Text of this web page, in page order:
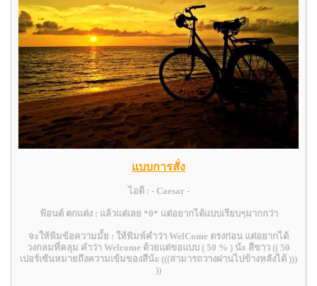
แบบการสั่ง
ไอดี : - Caesar -
ฟ้อนต์ ตกแต่ง : แล้วแต่เลย *0* แต่อยากได้แบบเรียบๆมากกว่า
จะให้พิมข้อความมั้ย : ให้พิมพ์คำว่า WelCome ตรงก่อน แต่อยากได้
วงกลมที่คลุม คำว่า Welcome ด้วยแต่ขอแบบ ( 50 % ) น้ะ สีขาว (( 50
เปอร์เซ้นหมายถึงความเข้มของสีน้ะ (((สามารถวางผ่านไปข้างหลังได้ )))
))